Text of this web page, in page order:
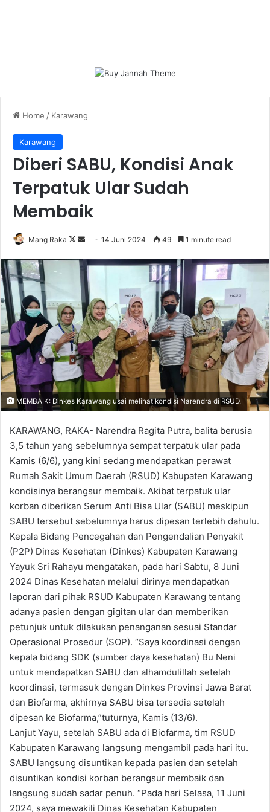
Home / Karawang
Karawang
Diberi SABU, Kondisi Anak
Terpatuk Ular Sudah
Membaik
Mang Raka
Follow
X
Send
email
14 Juni 2024 49 1 minute read
MEMBAIK: Dinkes Karawang usai melihat kondisi Narendra di RSUD.
KARAWANG, RAKA- Narendra Ragita Putra, balita berusia
3,5 tahun yang sebelumnya sempat terpatuk ular pada
Kamis (6/6), yang kini sedang mendapatkan perawat
Rumah Sakit Umum Daerah (RSUD) Kabupaten Karawang
kondisinya berangsur membaik. Akibat terpatuk ular
korban diberikan Serum Anti Bisa Ular (SABU) meskipun
SABU tersebut sebelumnya harus dipesan terlebih dahulu.
Kepala Bidang Pencegahan dan Pengendalian Penyakit
(P2P) Dinas Kesehatan (Dinkes) Kabupaten Karawang
Yayuk Sri Rahayu mengatakan, pada hari Sabtu, 8 Juni
2024 Dinas Kesehatan melalui dirinya mendapatkan
laporan dari pihak RSUD Kabupaten Karawang tentang
adanya pasien dengan gigitan ular dan memberikan
petunjuk untuk dilakukan penanganan sesuai Standar
Operasional Prosedur (SOP). “Saya koordinasi dengan
kepala bidang SDK (sumber daya kesehatan) Bu Neni
untuk mendapatkan SABU dan alhamdulillah setelah
koordinasi, termasuk dengan Dinkes Provinsi Jawa Barat
dan Biofarma, akhirnya SABU bisa tersedia setelah
dipesan ke Biofarma,”tuturnya, Kamis (13/6).
Lanjut Yayu, setelah SABU ada di Biofarma, tim RSUD
Kabupaten Karawang langsung mengambil pada hari itu.
SABU langsung disuntikan kepada pasien dan setelah
disuntikan kondisi korban berangsur membaik dan
langsung sudah sadar penuh. “Pada hari Selasa, 11 Juni
2024, saya mewakili Dinas Kesehatan Kabupaten